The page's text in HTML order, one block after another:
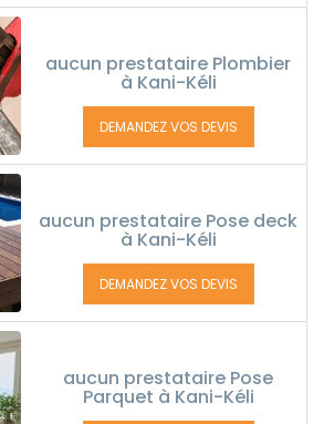
aucun prestataire Plombier
à Kani-Kéli
DEMANDEZ VOS DEVIS
aucun prestataire Pose deck
à Kani-Kéli
DEMANDEZ VOS DEVIS
aucun prestataire Pose
Parquet à Kani-Kéli